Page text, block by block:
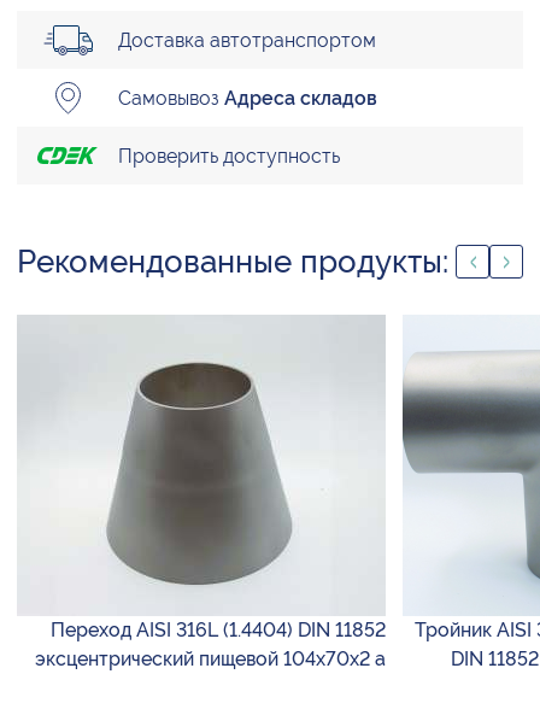
Доставка автотранспортом
Самовывоз Адреса складов
Проверить доступность
Рекомендованные продукты:
Переход AISI 316L (1.4404) DIN 11852
эксцентрический пищевой 104х70х2 а
Тройник
DIN